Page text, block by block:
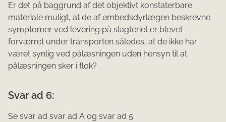
Er det på baggrund af det objektivt konstaterbare
materiale muligt, at de af embedsdyrlægen beskrevne
symptomer ved levering på slagteriet er blevet
forværret under transporten således, at de ikke har
været synlig ved pålæsningen uden hensyn til at
pålæsningen sker i flok?
Svar ad 6:
Se svar ad svar ad A og svar ad 5.